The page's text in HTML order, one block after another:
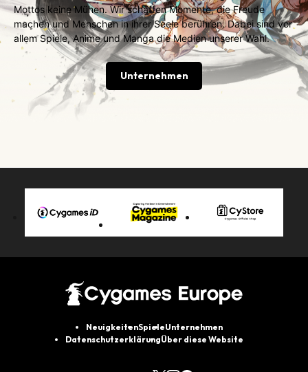
Mottos keine Mühen. Wir schaffen Momente, die Freude
machen und Menschen in ihrer Seele berühren. Dabei sind vor
allem Spiele, Anime und Manga die Medien unserer Wahl.
Unternehmen
NeuigkeitenSpieleUnternehmen
DatenschutzerklärungÜber diese Website